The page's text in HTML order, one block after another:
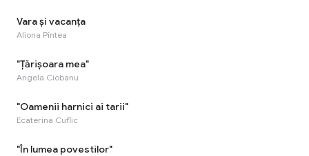
Vara și vacanța
Aliona Pîntea
"Țărișoara mea"
Angela Ciobanu
"Oamenii harnici ai tarii"
Ecaterina Cuflic
"În lumea povestilor"